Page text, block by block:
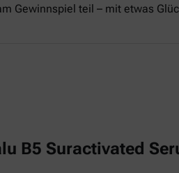
Gewinnspiel teil – mit etwas
B5 Suractivated